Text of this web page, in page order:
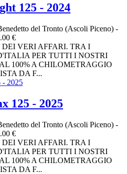
125 - 2024
del Tronto (Ascoli Piceno) -
€
VERI AFFARI. TRA I
PER TUTTI I NOSTRI
100% A CHILOMETRAGGIO
DA F...
125 - 2025
del Tronto (Ascoli Piceno) -
€
VERI AFFARI. TRA I
PER TUTTI I NOSTRI
100% A CHILOMETRAGGIO
DA F...